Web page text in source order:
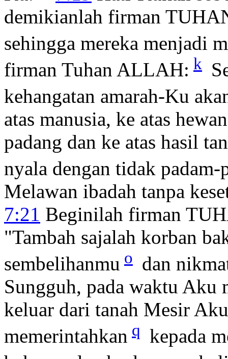
demikianlah firman
sehingga mereka menjadi
firman Tuhan ALLAH: k
kehangatan amarah-Ku
atas manusia, ke atas
padang dan ke atas hasil
nyala dengan tidak padam-
Melawan ibadah tanpa
7:21 Beginilah firman
"Tambah sajalah korban
sembelihanmu o dan
Sungguh, pada waktu Aku
keluar dari tanah Mesir
memerintahkan q kepada